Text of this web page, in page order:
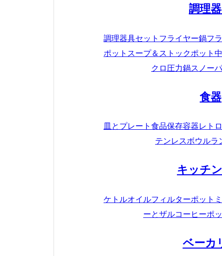
調理
調理器具セット フライヤー鍋フ
ポット スープ＆ストックポット
クロ圧力鍋スノー
食器
皿とプレート 食品保存容器レト
テンレスボウルラ
キッチ
ケトルオイルフィルターポット
ーとザルコーヒーポ
ベーカ